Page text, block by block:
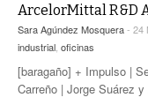
ArcelorMittal R&D
Sara Agúndez Mosquera- 24
industrial oficinas
[baragaño] + Impulso |
Carreño | Jorge Suárez